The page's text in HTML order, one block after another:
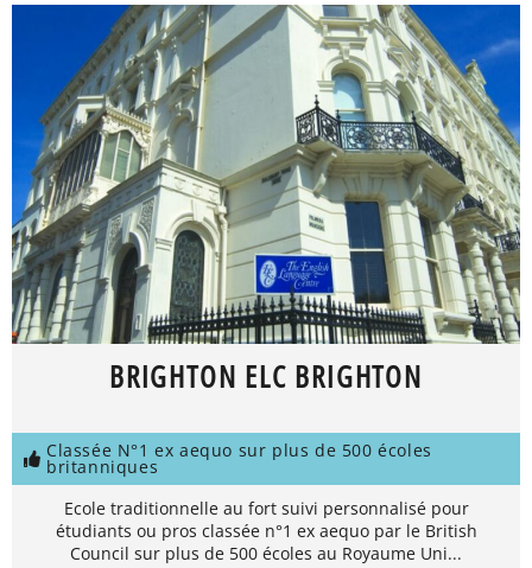
BRIGHTON ELC BRIGHTON
Classée N°1 ex aequo sur plus de 500 écoles
britanniques
Ecole traditionnelle au fort suivi personnalisé pour
étudiants ou pros classée n°1 ex aequo par le British
Council sur plus de 500 écoles au Royaume Uni...